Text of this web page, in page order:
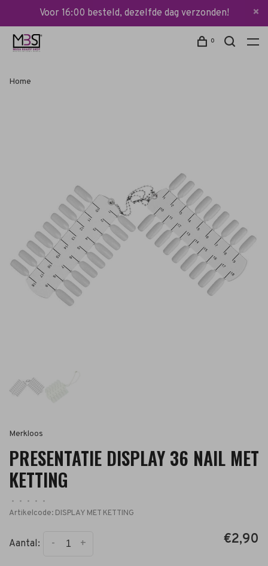
Voor 16:00 besteld, dezelfde dag verzonden!
0
Home
Merkloos
PRESENTATIE DISPLAY 36 NAIL MET
KETTING
• • • •
•
Artikelcode: DISPLAY MET KETTING
Aantal: +
- €2,90